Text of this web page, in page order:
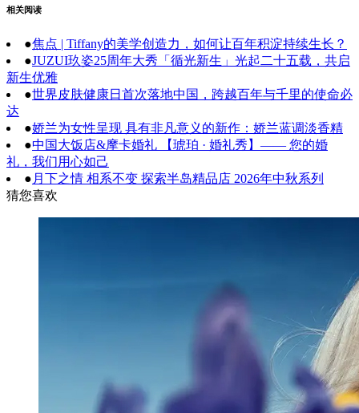
相关阅读
●焦点 | Tiffany的美学创造力，如何让百年积淀持续生长？
●JUZUI玖姿25周年大秀「循光新生」光起二十五载，共启
新生优雅
●世界皮肤健康日首次落地中国，跨越百年与千里的使命必
达
●娇兰为女性呈现 具有非凡意义的新作：娇兰蓝调淡香精
●中国大饭店&摩卡婚礼 【琥珀 · 婚礼秀】—— 您的婚
礼，我们用心如己
● 月下之情 相系不变 探索半岛精品店 2026年中秋系列
猜您喜欢